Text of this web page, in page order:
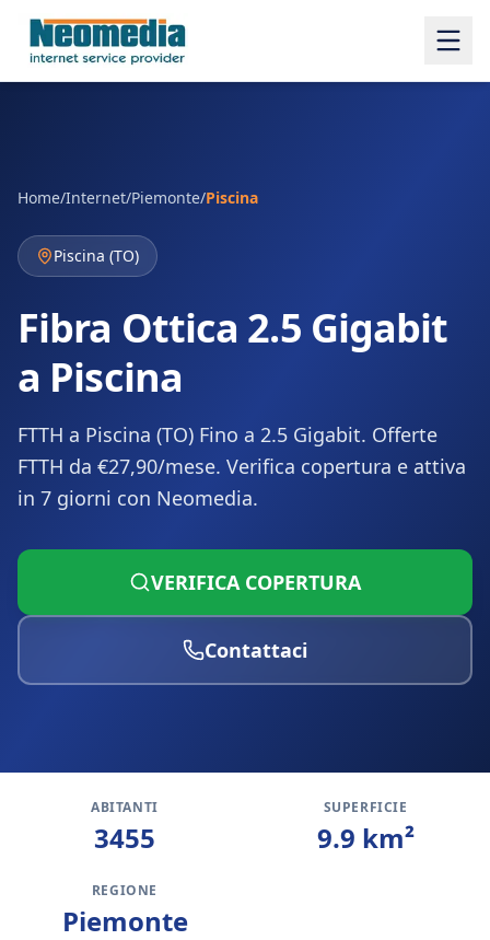
Home/Internet/Piemonte/Piscina
Piscina (TO)
Fibra Ottica 2.5 Gigabit
a Piscina
FTTH a Piscina (TO) Fino a 2.5 Gigabit. Offerte
FTTH da €27,90/mese. Verifica copertura e attiva
in 7 giorni con Neomedia.
VERIFICA COPERTURA
Contattaci
ABITANTI
3455
SUPERFICIE
9.9 km²
REGIONE
Piemonte